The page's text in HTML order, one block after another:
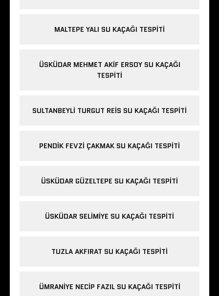
MALTEPE YALI SU KAÇAĞI TESPITI
ÜSKÜDAR MEHMET AKIF ERSOY SU KAÇAĞI
TESPITI
SULTANBEYLI TURGUT REIS SU KAÇAĞI TESPITI
PENDIK FEVZI ÇAKMAK SU KAÇAĞI TESPITI
ÜSKÜDAR GÜZELTEPE SU KAÇAĞI TESPITI
ÜSKÜDAR SELIMIYE SU KAÇAĞI TESPITI
TUZLA AKFIRAT SU KAÇAĞI TESPITI
ÜMRANIYE NECIP FAZIL SU KAÇAĞI TESPITI